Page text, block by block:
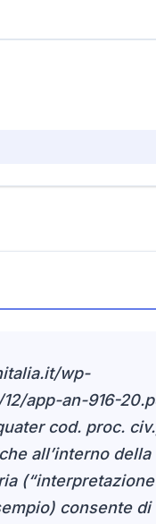
wp-
app-an-916-
cod. proc.
all’interno della
consente di